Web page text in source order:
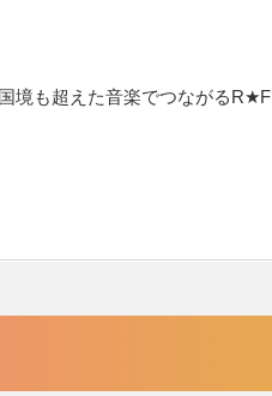
境も超えた音楽でつながる